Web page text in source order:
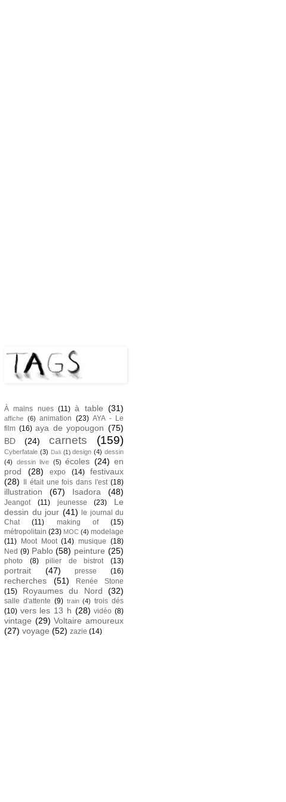
À mains nues (11) à table (31)
affiche (6) animation (23) AYA - Le
film (16) aya de yopougon (75)
BD
(24) carnets (159)
Cyberfatale (3) Dali (1) design (4) dessin
(4)
dessin live (5) écoles (24) en
prod
(28) expo (14)
festivaux
(28)
Il était une fois dans l'est (18)
illustration (67) Isadora (48)
Jeangot (11) jeunesse (23)
Le
dessin du jour (41)
le journal du
Chat
(11) making of
(15)
métropolitain (23) MOC (4) modelage
(11)
Moot Moot (14) musique (18)
Ned (9) Pablo (58) peinture (25)
photo (8) pilier de bistrot (13)
portrait (47) presse (16)
recherches (51)
Renée Stone
(15)
Royaumes du Nord (32)
salle d'attente (9) train (4)
trois dés
(10) vers les 13 h (28) vidéo (8)
vintage (29) Voltaire amoureux
(27) voyage (52) zazie (14)